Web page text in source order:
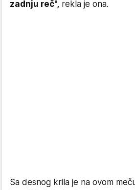
zadnju reč", rekla je ona.
Sa desnog krila je na ovom